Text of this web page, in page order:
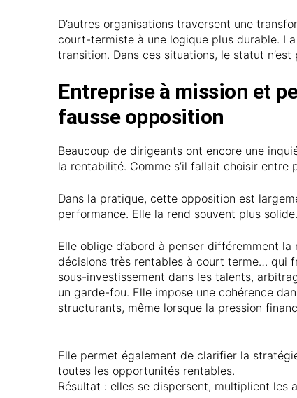
D’autres organisations traversent une
court-termiste à une logique plus durable.
transition. Dans ces situations, le statut
Entreprise à mission et
fausse opposition
Beaucoup de dirigeants ont encore une
la rentabilité. Comme s’il fallait choisir
Dans la pratique, cette opposition est
performance. Elle la rend souvent plus solide.
Elle oblige d’abord à penser différemment
décisions très rentables à court terme… qui
sous-investissement dans les talents,
un garde-fou. Elle impose une cohérence
structurants, même lorsque la pression
Elle permet également de clarifier la
toutes les opportunités rentables.
Résultat : elles se dispersent, multiplient